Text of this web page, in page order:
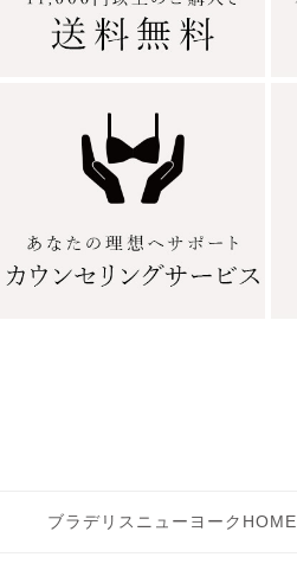
ブラデリスニューヨークHOME